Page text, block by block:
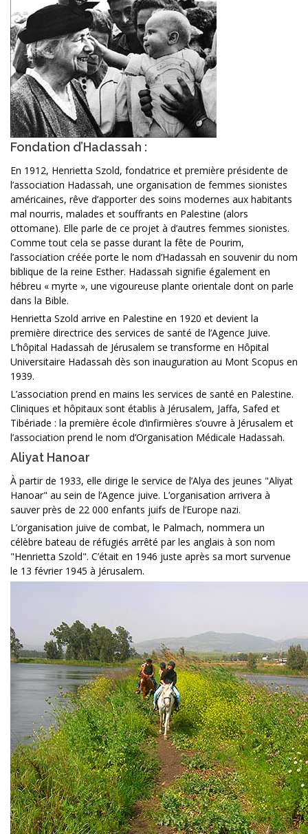
Fondation d’Hadassah :
En 1912, Henrietta Szold, fondatrice et première présidente de
l’association Hadassah, une organisation de femmes sionistes
américaines, rêve d’apporter des soins modernes aux habitants
mal nourris, malades et souffrants en Palestine (alors
ottomane). Elle parle de ce projet à d’autres femmes sionistes.
Comme tout cela se passe durant la fête de Pourim,
l’association créée porte le nom d’Hadassah en souvenir du nom
biblique de la reine Esther. Hadassah signifie également en
hébreu « myrte », une vigoureuse plante orientale dont on parle
dans la Bible.
Henrietta Szold arrive en Palestine en 1920 et devient la
première directrice des services de santé de l’Agence Juive.
L’hôpital Hadassah de Jérusalem se transforme en Hôpital
Universitaire Hadassah dès son inauguration au Mont Scopus en
1939.
L’association prend en mains les services de santé en Palestine.
Cliniques et hôpitaux sont établis à Jérusalem, Jaffa, Safed et
Tibériade : la première école d’infirmières s’ouvre à Jérusalem et
l’association prend le nom d’Organisation Médicale Hadassah.
Aliyat Hanoar
À partir de 1933, elle dirige le service de l’Alya des jeunes "Aliyat
Hanoar" au sein de l’Agence juive. L’organisation arrivera à
sauver près de 22 000 enfants juifs de l’Europe nazi.
L’organisation juive de combat, le Palmach, nommera un
célèbre bateau de réfugiés arrêté par les anglais à son nom
"Henrietta Szold". C’était en 1946 juste après sa mort survenue
le 13 février 1945 à Jérusalem.